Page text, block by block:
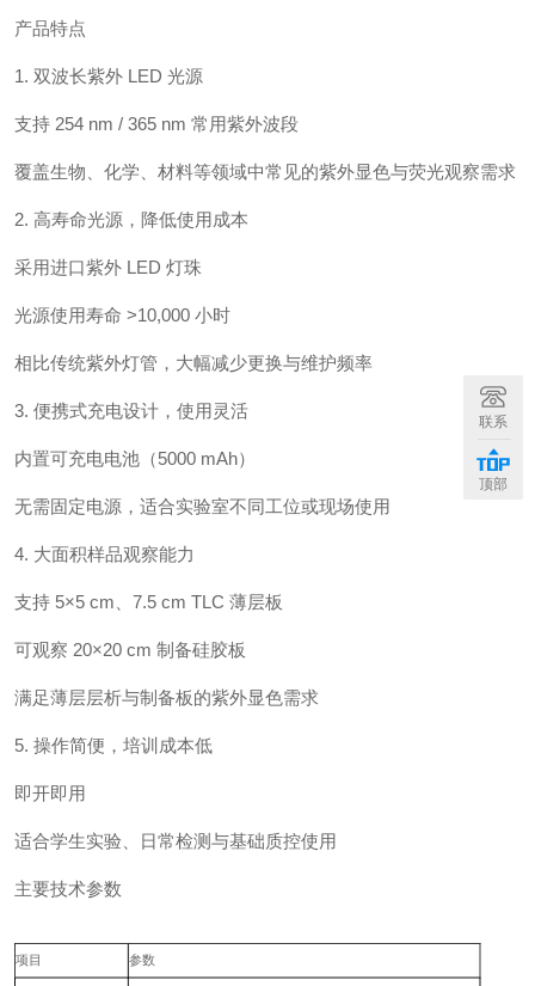
产品特点
1. 双波长紫外 LED 光源
支持 254 nm / 365 nm 常用紫外波段
覆盖生物、化学、材料等领域中常见的紫外显色与荧光观察需求
2. 高寿命光源，降低使用成本
采用进口紫外 LED 灯珠
光源使用寿命 >10,000 小时
相比传统紫外灯管，大幅减少更换与维护频率
3. 便携式充电设计，使用灵活
内置可充电电池（5000 mAh）
无需固定电源，适合实验室不同工位或现场使用
4. 大面积样品观察能力
支持 5×5 cm、7.5 cm TLC 薄层板
可观察 20×20 cm 制备硅胶板
满足薄层层析与制备板的紫外显色需求
5. 操作简便，培训成本低
即开即用
适合学生实验、日常检测与基础质控使用
主要技术参数
项目 参数
联系
顶部